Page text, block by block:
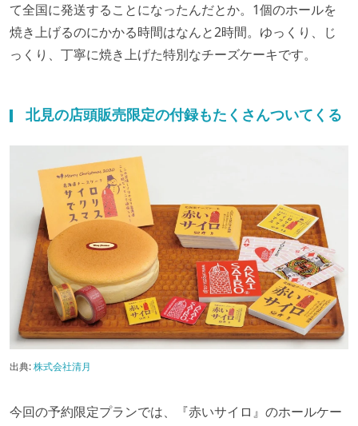
て全国に発送することになったんだとか。1個のホールを
焼き上げるのにかかる時間はなんと2時間。ゆっくり、じ
っくり、丁寧に焼き上げた特別なチーズケーキです。
北見の店頭販売限定の付録もたくさんついてくる
出典:株式会社清月
今回の予約限定プランでは、『赤いサイロ』のホールケー